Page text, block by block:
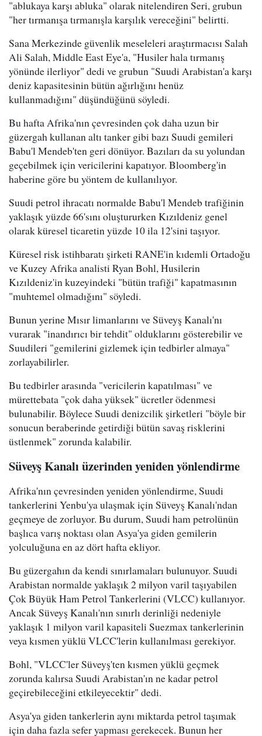
"ablukaya karşı abluka" olarak nitelendiren Seri, grubun
"her tırmanışa tırmanışla karşılık vereceğini" belirtti.
Sana Merkezinde güvenlik meseleleri araştırmacısı Salah
Ali Salah, Middle East Eye'a, "Husiler hala tırmanış
yönünde ilerliyor" dedi ve grubun "Suudi Arabistan'a karşı
deniz kapasitesinin bütün ağırlığını henüz
kullanmadığını" düşündüğünü söyledi.
Bu hafta Afrika'nın çevresinden çok daha uzun bir
güzergah kullanan altı tanker gibi bazı Suudi gemileri
Babu'l Mendeb'ten geri dönüyor. Bazıları da su yolundan
geçebilmek için vericilerini kapatıyor. Bloomberg'in
haberine göre bu yöntem de kullanılıyor.
Suudi petrol ihracatı normalde Babu'l Mendeb trafiğinin
yaklaşık yüzde 66'sını oluştururken Kızıldeniz genel
olarak küresel ticaretin yüzde 10 ila 12'sini taşıyor.
Küresel risk istihbaratı şirketi RANE'in kıdemli Ortadoğu
ve Kuzey Afrika analisti Ryan Bohl, Husilerin
Kızıldeniz'in kuzeyindeki "bütün trafiği" kapatmasının
"muhtemel olmadığını" söyledi.
Bunun yerine Mısır limanlarını ve Süveyş Kanalı'nı
vurarak "inandırıcı bir tehdit" olduklarını gösterebilir ve
Suudileri "gemilerini gizlemek için tedbirler almaya"
zorlayabilirler.
Bu tedbirler arasında "vericilerin kapatılması" ve
mürettebata "çok daha yüksek" ücretler ödenmesi
bulunabilir. Böylece Suudi denizcilik şirketleri "böyle bir
sonucun beraberinde getirdiği bütün savaş risklerini
üstlenmek" zorunda kalabilir.
Süveyş Kanalı üzerinden yeniden yönlendirme
Afrika'nın çevresinden yeniden yönlendirme, Suudi
tankerlerini Yenbu'ya ulaşmak için Süveyş Kanalı'ndan
geçmeye de zorluyor. Bu durum, Suudi ham petrolünün
başlıca varış noktası olan Asya'ya giden gemilerin
yolculuğuna en az dört hafta ekliyor.
Bu güzergahın da kendi sınırlamaları bulunuyor. Suudi
Arabistan normalde yaklaşık 2 milyon varil taşıyabilen
Çok Büyük Ham Petrol Tankerlerini (VLCC) kullanıyor.
Ancak Süveyş Kanalı'nın sınırlı derinliği nedeniyle
yaklaşık 1 milyon varil kapasiteli Suezmax tankerlerinin
veya kısmen yüklü VLCC'lerin kullanılması gerekiyor.
Bohl, "VLCC'ler Süveyş'ten kısmen yüklü geçmek
zorunda kalırsa Suudi Arabistan'ın ne kadar petrol
geçirebileceğini etkileyecektir" dedi.
Asya'ya giden tankerlerin aynı miktarda petrol taşımak
için daha fazla sefer yapması gerekecek. Bunun her